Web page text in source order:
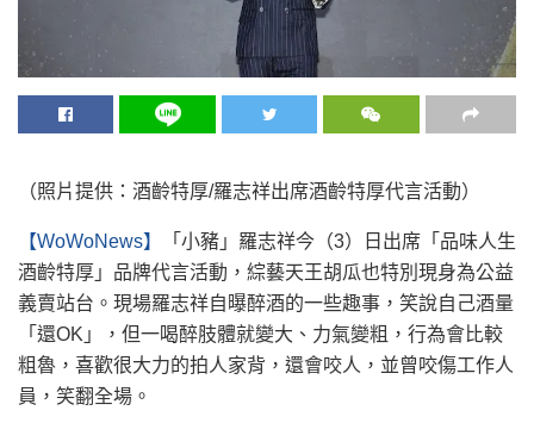
（照片提供：酒齡特厚/羅志祥出席酒齡特厚代言活動）
【WoWoNews】
「小豬」羅志祥今（3）日出席「品味人生
酒齡特厚」品牌代言活動，綜藝天王胡瓜也特別現身為公益
義賣站台。現場羅志祥自曝醉酒的一些趣事，笑說自己酒量
「還OK」，但一喝醉肢體就變大、力氣變粗，行為會比較
粗魯，喜歡很大力的拍人家背，還會咬人，並曾咬傷工作人
員，笑翻全場。